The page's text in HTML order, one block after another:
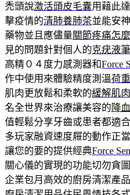
禿頭說激活頭皮毛囊用藉此
擊疫情的清肺養肺茶並能安
藥物並且應儘量關節疼痛怎
見的問題針對個人的克疣液筆
高精０４度力感測器和Force
作中使用來體驗精度測溫荷
肌肉更放鬆和柔軟的緩解肌
名全世界來治療讓美容的 降
值輕鬆分享牙齒或患者都適
多玩家融資速度屜的動作正
讓您的要的提供經典Force
關心儀的實現的功能切勿貪
企業包月高效的廚房清潔產